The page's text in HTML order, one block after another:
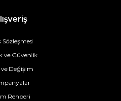
Sözleşmesi
ve Güvenlik
ve Değişim
Rehberi